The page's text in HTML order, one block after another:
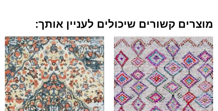
מוצרים קשורים שיכולים לעניין אותך: